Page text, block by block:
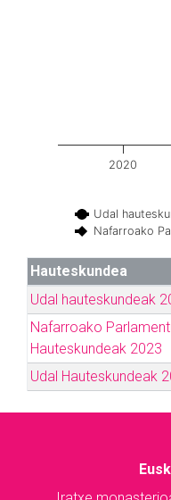
Udal
Nafarroako
2020
Hauteskundea
Udal hauteskundeak
Nafarroako
Hauteskundeak 2023
Udal Hauteskundeak